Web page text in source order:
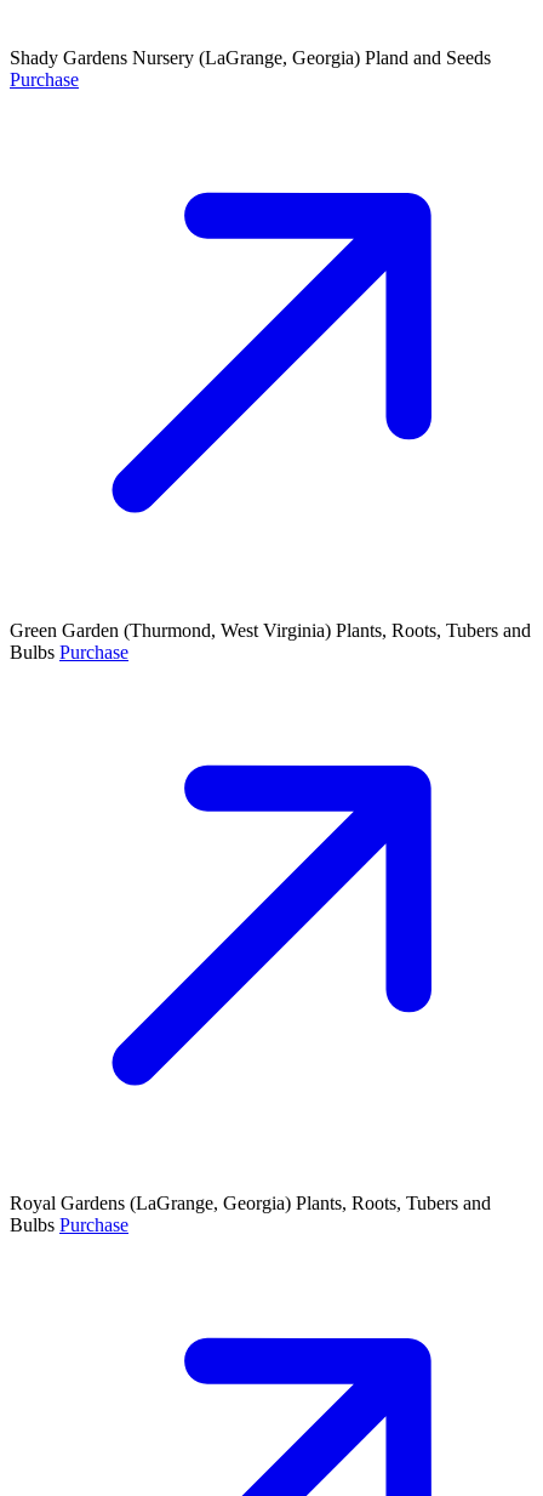
Shady Gardens Nursery (LaGrange, Georgia) Pland and Seeds
Purchase
Green Garden (Thurmond, West Virginia) Plants, Roots, Tubers and
Bulbs Purchase
Royal Gardens (LaGrange, Georgia) Plants, Roots, Tubers and
Bulbs Purchase